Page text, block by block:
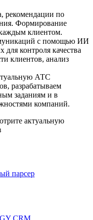
рекомендации по
Формирование
клиентом.
с помощью ИИ
контроля качества
клиентов, анализ
АТС
разрабатываем
заданиям и в
компаний.
актуальную
парсер
CRM